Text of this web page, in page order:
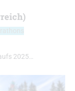
2025…